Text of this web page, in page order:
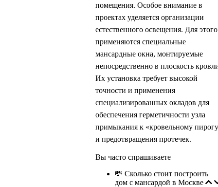
помещения. Особое внимание в
проектах уделяется организации
естественного освещения. Для этого
применяются специальные
мансардные окна, монтируемые
непосредственно в плоскость
Их установка требует высокой
точности и применения
специализированных окладов для
обеспечения герметичности узла
примыкания к «кровельному
и предотвращения протечек.
Вы часто спрашиваете
💸 Сколько стоит построить
дом с мансардой в Москве